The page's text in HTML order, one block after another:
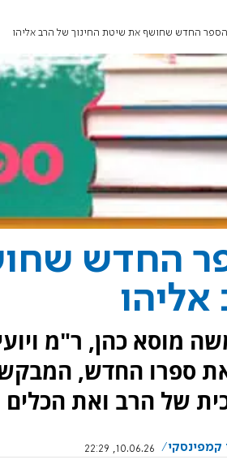
הספר החדש שחושף את שיטת החינוך של הרב אליהו
החדש
אליהו
מוסא כהן, ר"מ
ספרו החדש, המבקש
של הרב ואת
קמפינסקי
10.06.26, 22:29